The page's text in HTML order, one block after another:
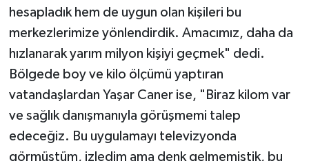
hesapladık hem de uygun olan kişileri bu
merkezlerimize yönlendirdik. Amacımız, daha da
hızlanarak yarım milyon kişiyi geçmek" dedi.
Bölgede boy ve kilo ölçümü yaptıran
vatandaşlardan Yaşar Caner ise, "Biraz kilom var
ve sağlık danışmanıyla görüşmemi talep
edeceğiz. Bu uygulamayı televizyonda
görmüştüm, izledim ama denk gelmemiştik, bu